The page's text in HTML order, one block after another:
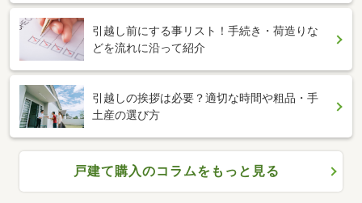
引越し前にする事リスト！手続き・荷造りな
どを流れに沿って紹介
引越しの挨拶は必要？適切な時間や粗品・手
土産の選び方
戸建て購入のコラムをもっと見る